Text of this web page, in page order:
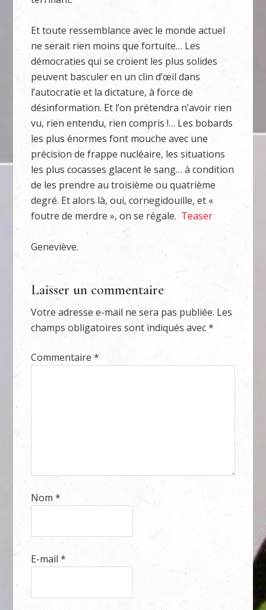
Et toute ressemblance avec le monde actuel
ne serait rien moins que fortuite… Les
démocraties qui se croient les plus solides
peuvent basculer en un clin d’œil dans
l’autocratie et la dictature, à force de
désinformation. Et l’on prétendra n’avoir rien
vu, rien entendu, rien compris !… Les bobards
les plus énormes font mouche avec une
précision de frappe nucléaire, les situations
les plus cocasses glacent le sang… à condition
de les prendre au troisième ou quatrième
degré. Et alors là, oui, cornegidouille, et «
foutre de merdre », on se régale. Teaser
Geneviève.
Laisser un commentaire
Votre adresse e-mail ne sera pas publiée. Les
champs obligatoires sont indiqués avec*
Commentaire*
Nom*
E-mail*